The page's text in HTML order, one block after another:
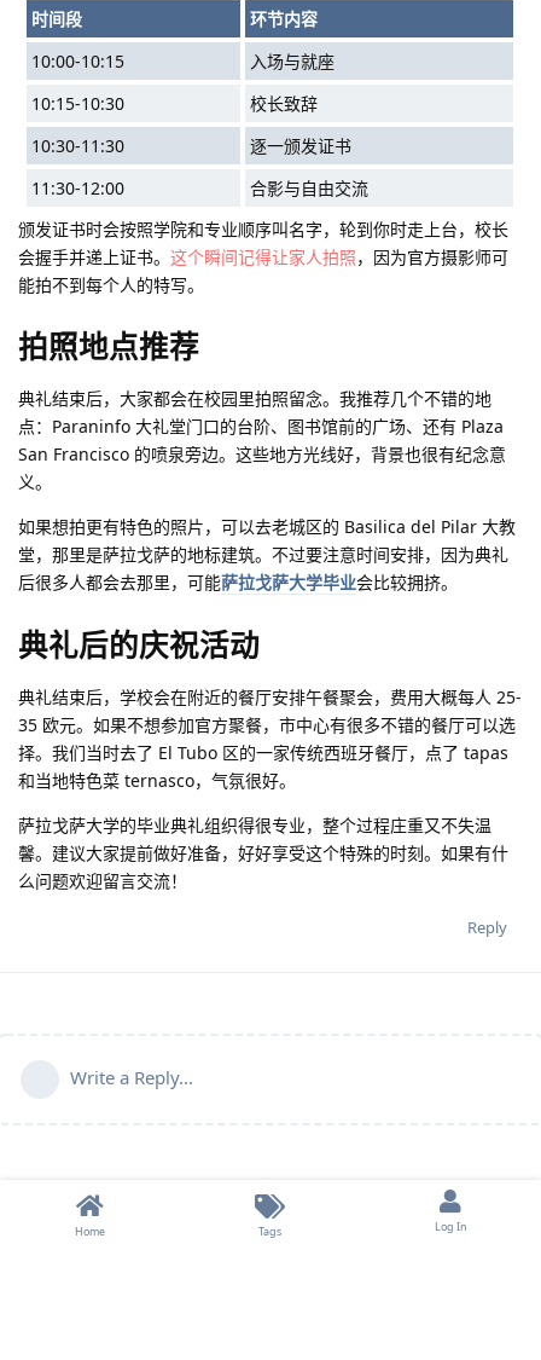
时间段
环节内容
10:00-10:15
入场与就座
10:15-10:30
校长致辞
10:30-11:30
逐一颁发证书
11:30-12:00
合影与自由交流
颁发证书时会按照学院和专业顺序叫名字，轮到你时走上台，校长
会握手并递上证书。 这个瞬间记得让家人拍照，因为官方摄影师可
能拍不到每个人的特写。
拍照地点推荐
典礼结束后，大家都会在校园里拍照留念。我推荐几个不错的地
点：Paraninfo 大礼堂门口的台阶、图书馆前的广场、还有 Plaza
San Francisco 的喷泉旁边。这些地方光线好，背景也很有纪念意
义。
如果想拍更有特色的照片，可以去老城区的 Basilica del Pilar 大教
堂，那里是萨拉戈萨的地标建筑。不过要注意时间安排，因为典礼
后很多人都会去那里，可能萨拉戈萨大学毕业会比较拥挤。
典礼后的庆祝活动
典礼结束后，学校会在附近的餐厅安排午餐聚会，费用大概每人 25-
35 欧元。如果不想参加官方聚餐，市中心有很多不错的餐厅可以选
择。我们当时去了 El Tubo 区的一家传统西班牙餐厅，点了 tapas
和当地特色菜 ternasco，气氛很好。
萨拉戈萨大学的毕业典礼组织得很专业，整个过程庄重又不失温
馨。建议大家提前做好准备，好好享受这个特殊的时刻。如果有什
么问题欢迎留言交流！
Reply
Write a Reply...
Home Tags Log In